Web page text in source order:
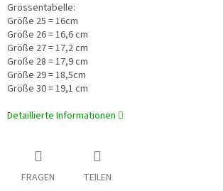
Grössentabelle:
Größe 25 = 16cm
Größe 26 = 16,6 cm
Größe 27 = 17,2 cm
Größe 28 = 17,9 cm
Größe 29 = 18,5cm
Größe 30 = 19,1 cm
Detaillierte Informationen
FRAGEN TEILEN